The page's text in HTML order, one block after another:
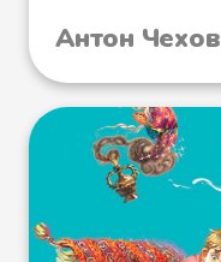
Антон Чехов